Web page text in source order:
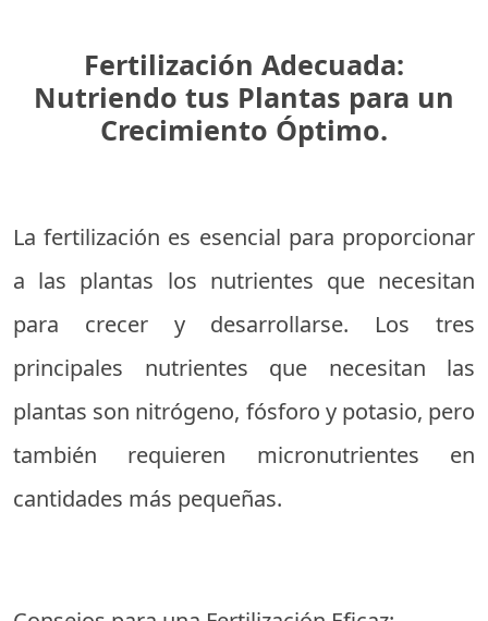
Fertilización Adecuada:
Nutriendo tus Plantas para un
Crecimiento Óptimo.
La fertilización es esencial para proporcionar
a las plantas los nutrientes que necesitan
para crecer y desarrollarse. Los tres
principales nutrientes que necesitan las
plantas son nitrógeno, fósforo y potasio, pero
también requieren micronutrientes en
cantidades más pequeñas.